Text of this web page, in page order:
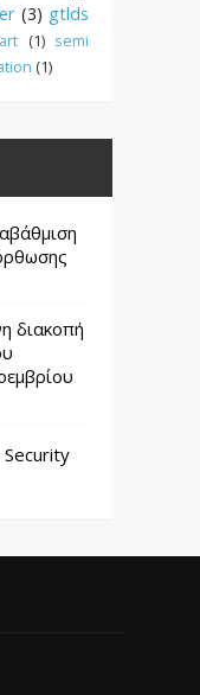
(3) gtlds
(1) semi
(1)
διακοπή